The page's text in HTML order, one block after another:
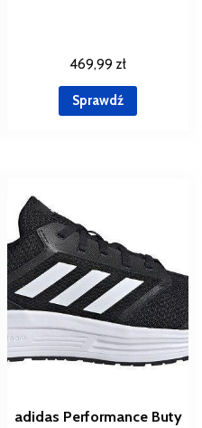
469,99 zł
Sprawdź
adidas Performance Buty